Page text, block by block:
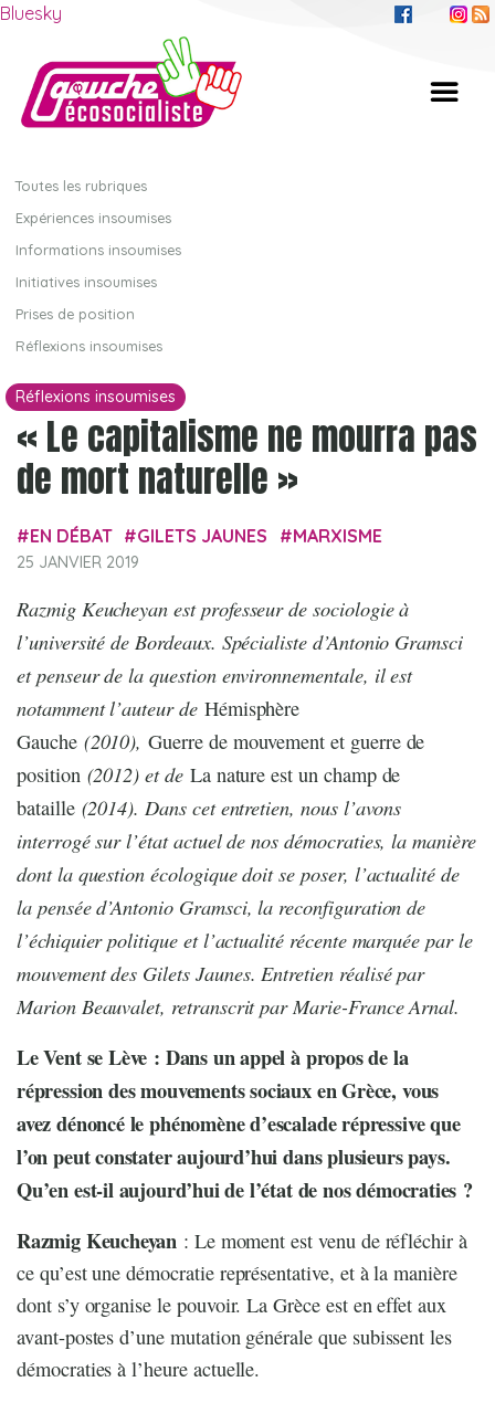
Bluesky
Toutes les rubriques
Expériences insoumises
Informations insoumises
Initiatives insoumises
Prises de position
Réflexions insoumises
Réflexions insoumises
« Le capitalisme ne mourra pas
de mort naturelle »
EN DÉBAT GILETS JAUNES MARXISME
25 JANVIER 2019
Razmig Keucheyan est professeur de sociologie à
l’université de Bordeaux. Spécialiste d’Antonio Gramsci
et penseur de la question environnementale, il est
notamment l’auteur de Hémisphère
Gauche(2010),Guerre de mouvement et guerre de
position (2012) et de La nature est un champ de
bataille(2014). Dans cet entretien, nous l’avons
interrogé sur l’état actuel de nos démocraties, la manière
dont la question écologique doit se poser, l’actualité de
la pensée d’Antonio Gramsci, la reconfiguration de
l’échiquier politique et l’actualité récente marquée par le
mouvement des Gilets Jaunes. Entretien réalisé par
Marion Beauvalet, retranscrit par Marie-France Arnal.
Le Vent se Lève : Dans un appel à propos de la
répression des mouvements sociaux en Grèce, vous
avez dénoncé le phénomène d’escalade répressive que
l’on peut constater aujourd’hui dans plusieurs pays.
Qu’en est-il aujourd’hui de l’état de nos démocraties ?
Razmig Keucheyan : Le moment est venu de réfléchir à
ce qu’est une démocratie représentative, et à la manière
dont s’y organise le pouvoir. La Grèce est en effet aux
avant-postes d’une mutation générale que subissent les
démocraties à l’heure actuelle.